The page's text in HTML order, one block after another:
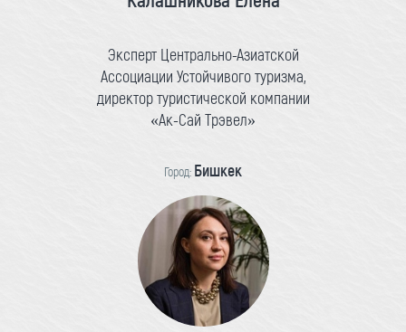
Эксперт Центрально-Азиатской
Ассоциации Устойчивого туризма,
директор туристической компании
«Ак-Сай Трэвел»
Город: Бишкек